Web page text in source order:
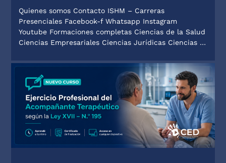
Quienes somos Contacto ISHM – Carreras
Presenciales Facebook-f Whatsapp Instagram
Youtube Formaciones completas Ciencias de la Salud
Ciencias Empresariales Ciencias Jurídicas Ciencias …